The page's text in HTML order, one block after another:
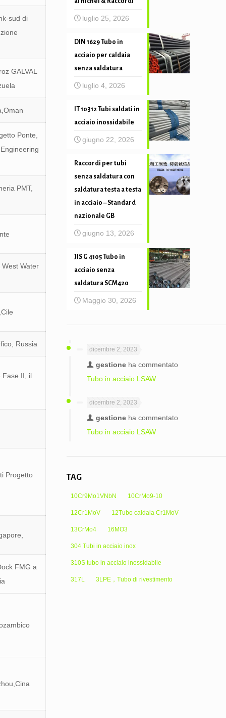
sud di
GALVAL
Ponte,
PMT,
Water
Russia
Fase II, il
Progetto
FMG a
luglio 25, 2026
DIN 1629 Tubo in
acciaio per caldaia
senza saldatura
luglio 4, 2026
IT 10312 Tubi saldati in
acciaio inossidabile
giugno 22, 2026
Raccordi per tubi
senza saldatura con
saldatura testa a testa
in acciaio – Standard
nazionale GB
giugno 13, 2026
JIS G 4105 Tubo in
acciaio senza
saldatura SCM420
Maggio 30, 2026
dicembre 2, 2023
gestioneha commentato
Tubo in acciaio LSAW
dicembre 2, 2023
gestioneha commentato
Tubo in acciaio LSAW
TAG
10Cr9Mo1VNbN 10CrMo9-10
12Cr1MoV 12Tubo caldaia Cr1MoV
13CrMo4 16MO3
304 Tubi in acciaio inox
310S tubo in acciaio inossidabile
317L 3LPE，Tubo di rivestimento